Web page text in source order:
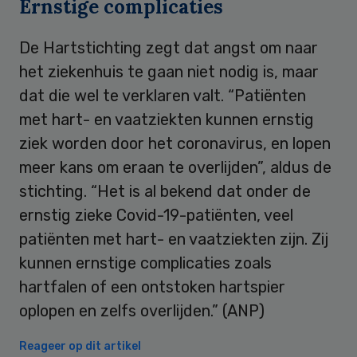
Ernstige complicaties
De Hartstichting zegt dat angst om naar
het ziekenhuis te gaan niet nodig is, maar
dat die wel te verklaren valt. “Patiënten
met hart- en vaatziekten kunnen ernstig
ziek worden door het coronavirus, en lopen
meer kans om eraan te overlijden”, aldus de
stichting. “Het is al bekend dat onder de
ernstig zieke Covid-19-patiënten, veel
patiënten met hart- en vaatziekten zijn. Zij
kunnen ernstige complicaties zoals
hartfalen of een ontstoken hartspier
oplopen en zelfs overlijden.” (ANP)
Reageer op dit artikel